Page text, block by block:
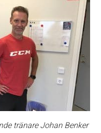
tränare Johan Benker